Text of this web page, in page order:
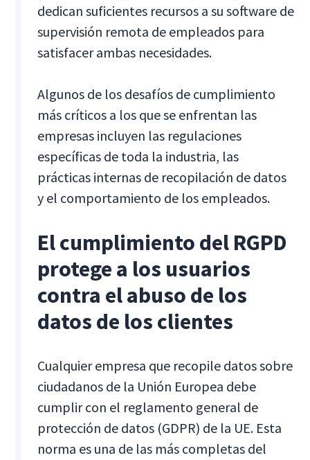
dedican suficientes recursos a su software de
supervisión remota de empleados para
satisfacer ambas necesidades.
Algunos de los desafíos de cumplimiento
más críticos a los que se enfrentan las
empresas incluyen las regulaciones
específicas de toda la industria, las
prácticas internas de recopilación de datos
y el comportamiento de los empleados.
El cumplimiento del RGPD
protege a los usuarios
contra el abuso de los
datos de los clientes
Cualquier empresa que recopile datos sobre
ciudadanos de la Unión Europea debe
cumplir con el reglamento general de
protección de datos (GDPR) de la UE. Esta
norma es una de las más completas del